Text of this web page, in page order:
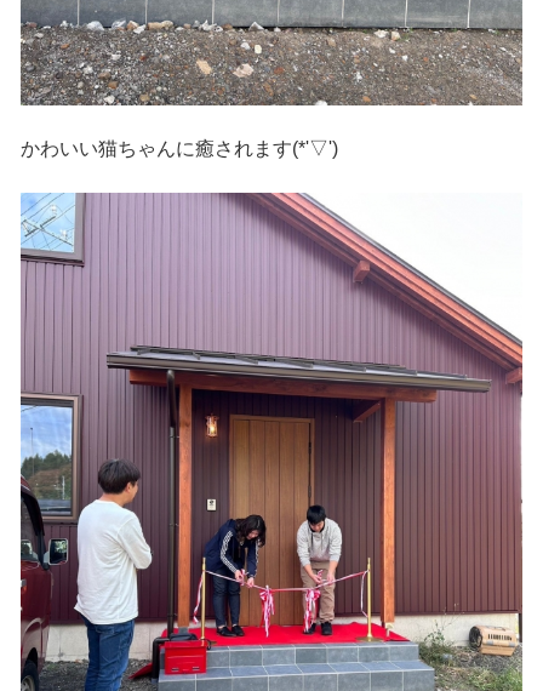
かわいい猫ちゃんに癒されます(*'▽')